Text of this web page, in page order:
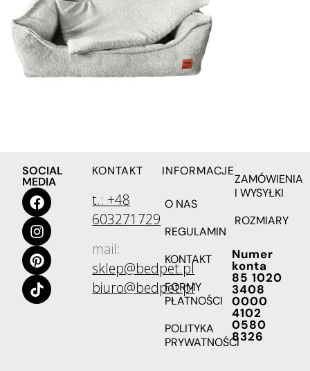
SOCIAL
MEDIA
KONTAKT
t.: +48
603271729
mail:
sklep@bedpet.pl
biuro@bedpet.pl
INFORMACJE
O NAS
REGULAMIN
KONTAKT
FORMY
PŁATNOŚCI
POLITYKA
PRYWATNOŚCI
ZAMÓWIENIA
I WYSYŁKI
ROZMIARY
Numer
konta
85 1020
3408
0000
4102
0580
8326